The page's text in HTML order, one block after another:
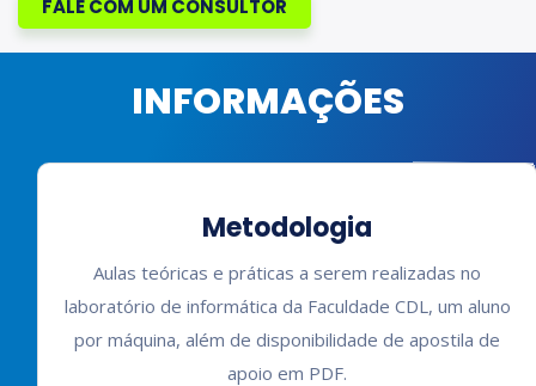
FALE COM UM CONSULTOR
INFORMAÇÕES
Metodologia
Aulas teóricas e práticas a serem realizadas no
laboratório de informática da Faculdade CDL, um aluno
por máquina, além de disponibilidade de apostila de
apoio em PDF.